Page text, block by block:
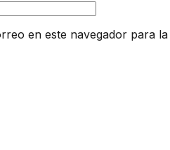
en este navegador para la